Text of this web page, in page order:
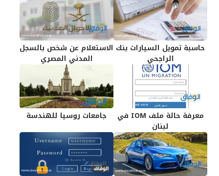
حاسبة تمويل السيارات بنك
الراجحي
الاستعلام عن شخص بالسجل
المدني المصري
معرفة حالة ملف IOM في
لبنان
جامعات روسيا للهندسة